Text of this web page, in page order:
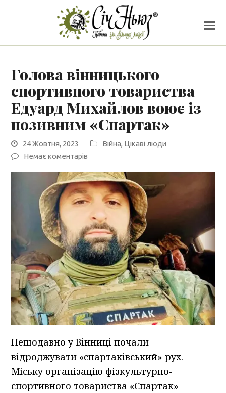
Голова вінницького
спортивного товариства
Едуард Михайлов воює із
позивним «Спартак»
24 Жовтня, 2023 Війна, Цікаві люди
Немає коментарів
Нещодавно у Вінниці почали
відроджувати «спартаківський» рух.
Міську організацію фізкультурно-
спортивного товариства «Спартак»